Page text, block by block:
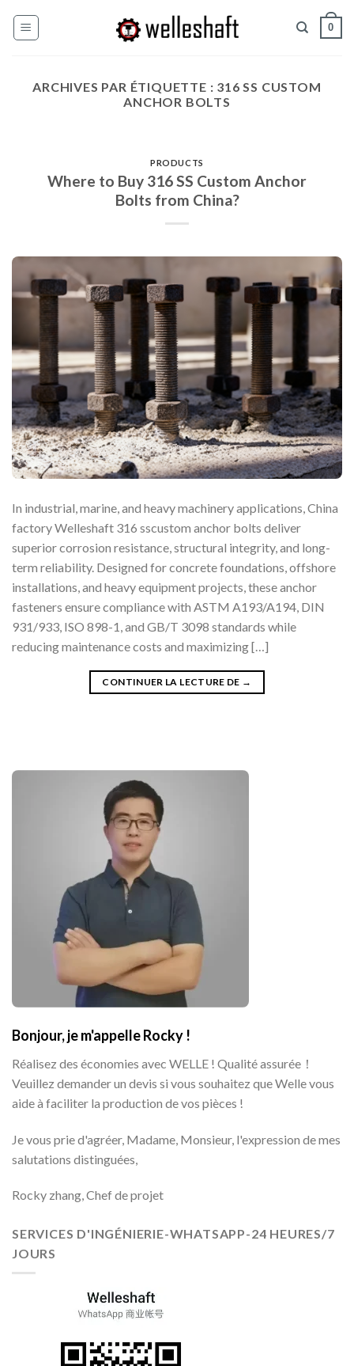
0
ARCHIVES PAR ÉTIQUETTE : 316 SS CUSTOM
ANCHOR BOLTS
PRODUCTS
Where to Buy 316 SS Custom Anchor
Bolts from China?
In industrial, marine, and heavy machinery applications, China
factory Welleshaft 316 sscustom anchor bolts deliver
superior corrosion resistance, structural integrity, and long-
term reliability. Designed for concrete foundations, offshore
installations, and heavy equipment projects, these anchor
fasteners ensure compliance with ASTM A193/A194, DIN
931/933, ISO 898-1, and GB/T 3098 standards while
reducing maintenance costs and maximizing […]
CONTINUER LA LECTURE DE →
Bonjour, je m'appelle Rocky !
Réalisez des économies avec WELLE ! Qualité assurée！
Veuillez demander un devis si vous souhaitez que Welle vous
aide à faciliter la production de vos pièces !
Je vous prie d'agréer, Madame, Monsieur, l'expression de mes
salutations distinguées,
Rocky zhang, Chef de projet
SERVICES D'INGÉNIERIE-WHATSAPP-24 HEURES/7
JOURS